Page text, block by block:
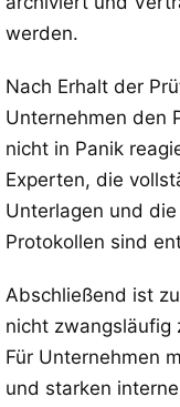
werden.
Nach Erhalt der
Unternehmen den
nicht in Panik
Experten, die
Unterlagen und
Protokollen sind
Abschließend ist
nicht zwangsläufig
Für Unternehmen
und starken